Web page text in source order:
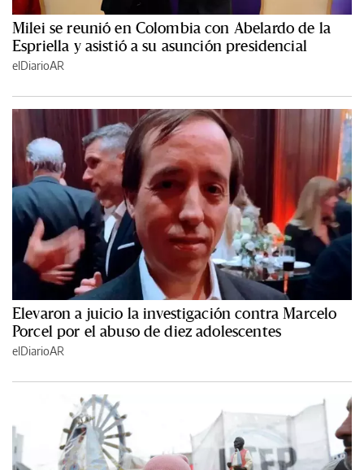
Milei se reunió en Colombia con Abelardo de la
Espriella y asistió a su asunción presidencial
elDiarioAR
Elevaron a juicio la investigación contra Marcelo
Porcel por el abuso de diez adolescentes
elDiarioAR